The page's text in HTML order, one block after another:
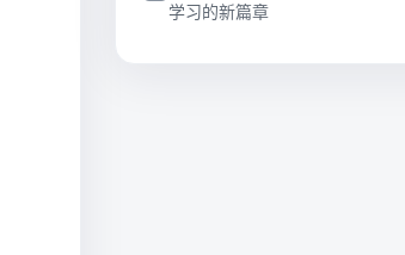
学习的新篇章